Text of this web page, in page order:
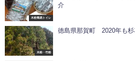
木粉簡易トイレ
介
木粉・竹粉
徳島県那賀町 2020年も杉